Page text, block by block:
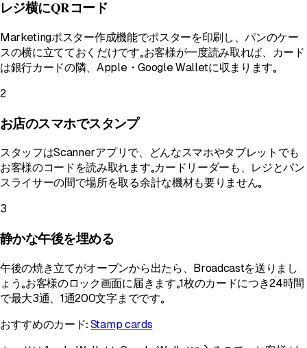
レジ横にQRコード
Marketingポスター作成機能でポスターを印刷し、パンのケー
スの横に立てておくだけです。お客様が一度読み取れば、カード
は銀行カードの隣、Apple・Google Walletに収まります。
2
お店のスマホでスタンプ
スタッフはScannerアプリで、どんなスマホやタブレットでも
お客様のコードを読み取れます。カードリーダーも、レジとパン
スライサーの間で場所を取る余計な機材も要りません。
3
静かな午後を埋める
午後の焼き立てがオーブンから出たら、Broadcastを送りまし
ょう。お客様のロック画面に届きます。1枚のカードにつき24時間
で最大3通、1通200文字までです。
おすすめのカード： Stamp cards